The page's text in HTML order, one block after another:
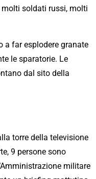
soldati russi, molti
a far esplodere granate
le sparatorie. Le
dal sito della
torre della televisione
9 persone sono
militare